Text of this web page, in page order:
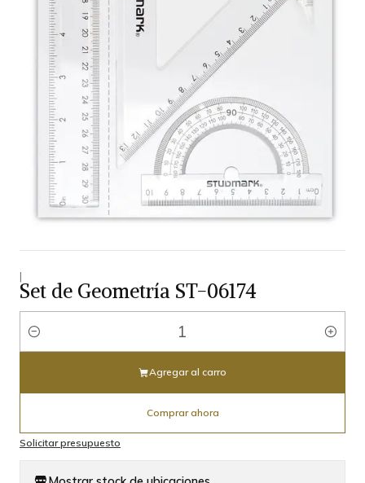
|
Set de Geometría ST-06174
Cantidad
Agregar al carro
Comprar ahora
Solicitar presupuesto